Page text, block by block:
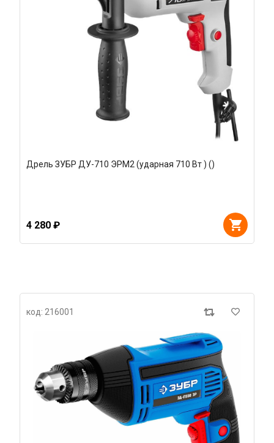
Дрель ЗУБР ДУ-710 ЭРМ2 (ударная 710 Вт ) ()
4 280 ₽
код: 216001